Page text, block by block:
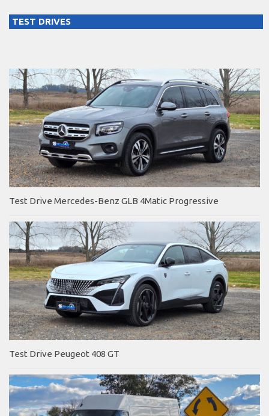
TEST DRIVES
Test Drive Mercedes-Benz GLB 4Matic Progressive
Test Drive Peugeot 408 GT